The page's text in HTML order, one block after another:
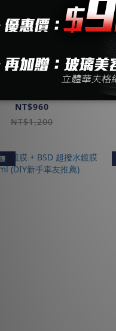
PSN 極致鍍膜 |
NT$960
NT$1,200